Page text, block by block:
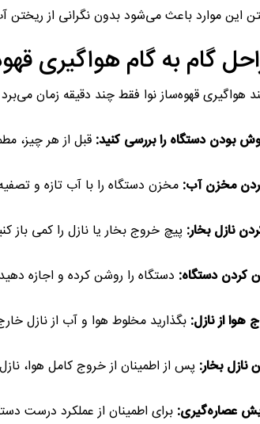
این موارد باعث می‌شود بدون نگرانی از
گام‌ به‌ گام هواگیری
هواگیری قهوه‌ساز نوا فقط چند دقیقه زمان
بودن دستگاه را بررسی کنید: قبل از هر چیز،
مخزن آب: مخزن دستگاه را با آب تازه و
نازل بخار: پیچ خروج بخار یا نازل را کمی باز
کردن دستگاه: دستگاه را روشن کرده و اجازه
هوا از نازل: بگذارید مخلوط هوا و آب از نازل
نازل بخار: پس از اطمینان از خروج کامل هوا، نازل
عصاره‌گیری: برای اطمینان از عملکرد درست